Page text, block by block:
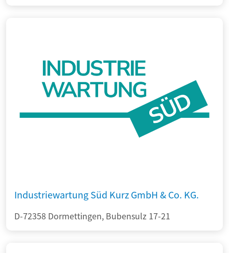
Industriewartung Süd Kurz GmbH & Co. KG.
D-72358 Dormettingen, Bubensulz 17-21